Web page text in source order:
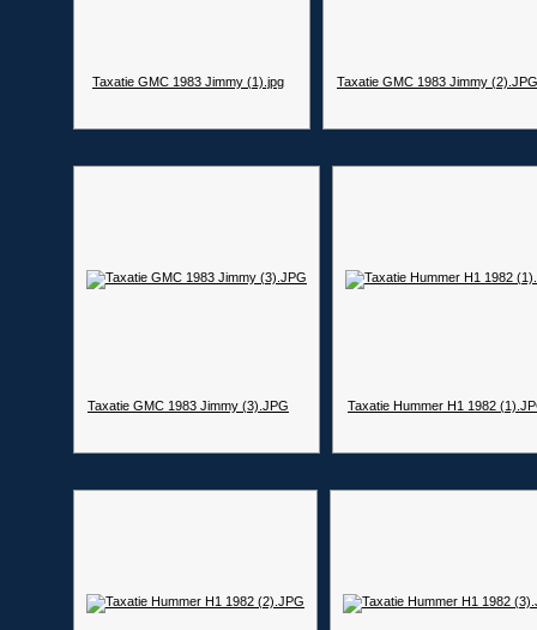
Taxatie GMC 1983 Jimmy (1).jpg Taxatie GMC 1983 Jimmy (2).JPG
Taxatie GMC 1983 Jimmy (3).JPG Taxatie Hummer H1 1982